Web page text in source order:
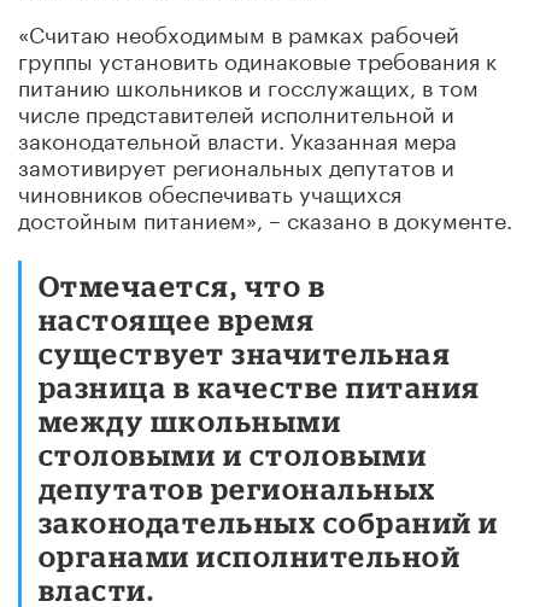
«Считаю необходимым в рамках рабочей
группы установить одинаковые требования к
питанию школьников и госслужащих, в том
числе представителей исполнительной и
законодательной власти. Указанная мера
замотивирует региональных депутатов и
чиновников обеспечивать учащихся
достойным питанием», – сказано в документе.
Отмечается, что в
настоящее время
существует значительная
разница в качестве питания
между школьными
столовыми и столовыми
депутатов региональных
законодательных собраний и
органами исполнительной
власти.